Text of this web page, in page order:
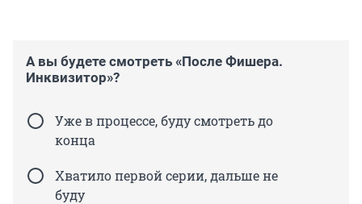
А вы будете смотреть «После Фишера.
Инквизитор»?
Уже в процессе, буду смотреть до
конца
Хватило первой серии, дальше не
буду